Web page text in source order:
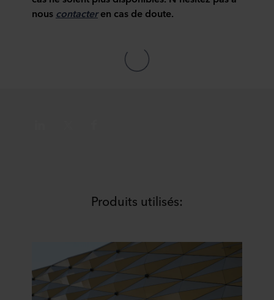
incluant l’identification de la société ROCKWOOL qui est
nous contacteren cas de doute.
Produits utilisés: